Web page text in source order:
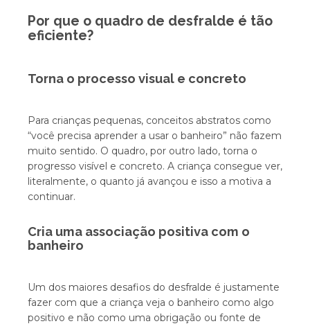
Por que o quadro de desfralde é tão
eficiente?
Torna o processo visual e concreto
Para crianças pequenas, conceitos abstratos como
“você precisa aprender a usar o banheiro” não fazem
muito sentido. O quadro, por outro lado, torna o
progresso visível e concreto. A criança consegue ver,
literalmente, o quanto já avançou e isso a motiva a
continuar.
Cria uma associação positiva com o
banheiro
Um dos maiores desafios do desfralde é justamente
fazer com que a criança veja o banheiro como algo
positivo e não como uma obrigação ou fonte de